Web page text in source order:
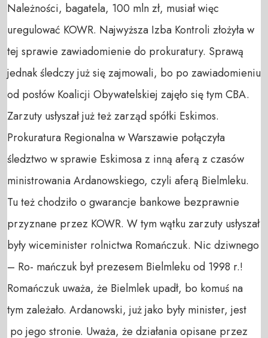
Należności, bagatela, 100 mln zł, musiał więc
uregulować KOWR. Najwyższa Izba Kontroli złożyła w
tej sprawie zawiadomienie do prokuratury. Sprawą
jednak śledczy już się zajmowali, bo po zawiadomieniu
od posłów Koalicji Obywatelskiej zajęło się tym CBA.
Zarzuty usłyszał już też zarząd spółki Eskimos.
Prokuratura Regionalna w Warszawie połączyła
śledztwo w sprawie Eskimosa z inną aferą z czasów
ministrowania Ardanowskiego, czyli aferą Bielmleku.
Tu też chodziło o gwarancje bankowe bezprawnie
przyznane przez KOWR. W tym wątku zarzuty usłyszał
były wiceminister rolnictwa Romańczuk. Nic dziwnego
– Ro- mańczuk był prezesem Bielmleku od 1998 r.!
Romańczuk uważa, że Bielmlek upadł, bo komuś na
tym zależało. Ardanowski, już jako były minister, jest
po jego stronie. Uważa, że działania opisane przez